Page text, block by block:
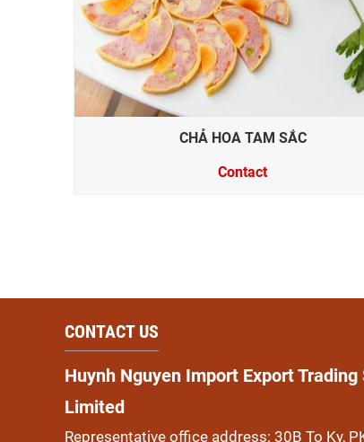
CHẢ HOA TAM SẮC
Contact
CONTACT US
Huynh Nguyen Import Export
Limited
Representative office address: 30B To Ky,